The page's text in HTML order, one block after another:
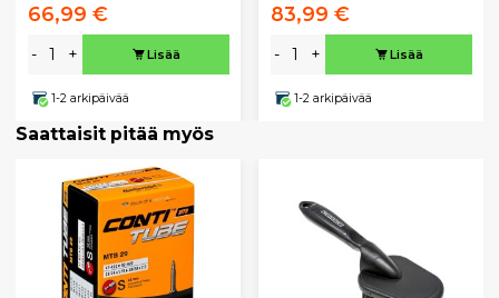
66,99 €
- + Lisää
1-2 arkipäivää
83,99 €
- + Lisää
1-2 arkipäivää
Saattaisit pitää myös